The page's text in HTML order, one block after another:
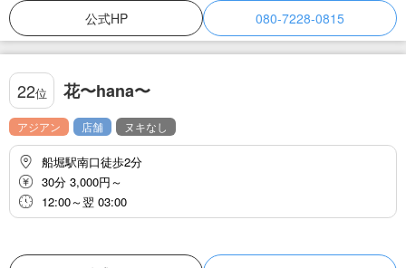
公式HP 080-7228-0815
22位 花〜hana〜
アジアン 店舗 ヌキなし
船堀駅南口徒歩2分
30分 3,000円～
12:00～翌 03:00